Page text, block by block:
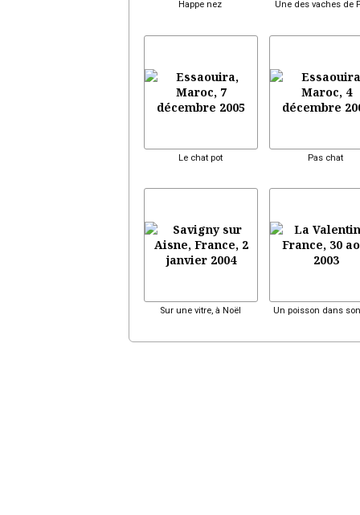
Happe nez Une des vaches de
Le chat pot Pas chat
Sur une vitre, à Noël Un poisson dans